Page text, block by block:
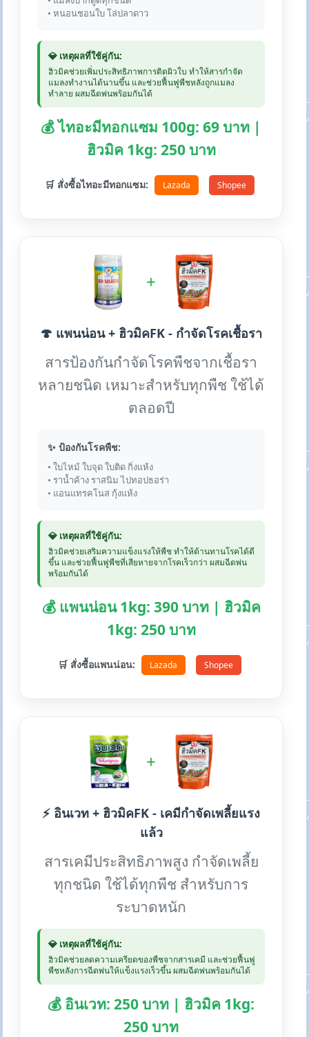
• หนอนชอนใบ โล่ปลาดาว
💎 เหตุผลที่ใช้คู่กัน:
ฮิวมิคช่วยเพิ่มประสิทธิภาพการติดผิวใบ ทำให้สารกำจัด
แมลงทำงานได้นานขึ้น และช่วยฟื้นฟูพืชหลังถูกแมลง
ทำลาย ผสมฉีดพ่นพร้อมกันได้
💰 ไทอะมีทอกแซม 100g: 69 บาท |
ฮิวมิค 1kg: 250 บาท
🛒 สั่งซื้อไทอะมีทอกแซม: Lazada Shopee
+
🍄 แพนน่อน + ฮิวมิคFK - กำจัดโรคเชื้อรา
สารป้องกันกำจัดโรคพืชจากเชื้อรา
หลายชนิด เหมาะสำหรับทุกพืช ใช้ได้
ตลอดปี
✨ ป้องกันโรคพืช:
• ใบไหม้ ใบจุด ใบติด กิ่งแห้ง
• ราน้ำค้าง ราสนิม ไปทอปธอร่า
• แอนแทรคโนส กุ้งแห้ง
💎 เหตุผลที่ใช้คู่กัน:
ฮิวมิคช่วยเสริมความแข็งแรงให้พืช ทำให้ต้านทานโรคได้ดี
ขึ้น และช่วยฟื้นฟูพืชที่เสียหายจากโรคเร็วกว่า ผสมฉีดพ่น
พร้อมกันได้
💰 แพนน่อน 1kg: 390 บาท | ฮิวมิค
1kg: 250 บาท
🛒 สั่งซื้อแพนน่อน: Lazada Shopee
+
⚡ อินเวท + ฮิวมิคFK - เคมีกำจัดเพลี้ยแรง
แล้ว
สารเคมีประสิทธิภาพสูง กำจัดเพลี้ย
ทุกชนิด ใช้ได้ทุกพืช สำหรับการ
ระบาดหนัก
💎 เหตุผลที่ใช้คู่กัน:
ฮิวมิคช่วยลดความเครียดของพืชจากสารเคมี และช่วยฟื้นฟู
พืชหลังการฉีดพ่นให้แข็งแรงเร็วขึ้น ผสมฉีดพ่นพร้อมกันได้
💰 อินเวท: 250 บาท | ฮิวมิค 1kg:
250 บาท